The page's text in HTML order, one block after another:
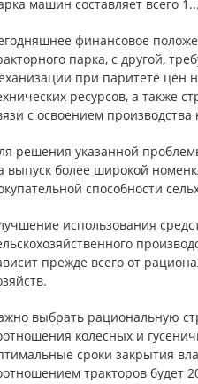
машин составляет всего
финансовое
парка, с другой,
при паритете цен
ресурсов, а также
с освоением
решения указанной
выпуск более широкой
способности
использования
прежде всего от
выбрать рациональную
колесных и
сроки закрытия
тракторов будет